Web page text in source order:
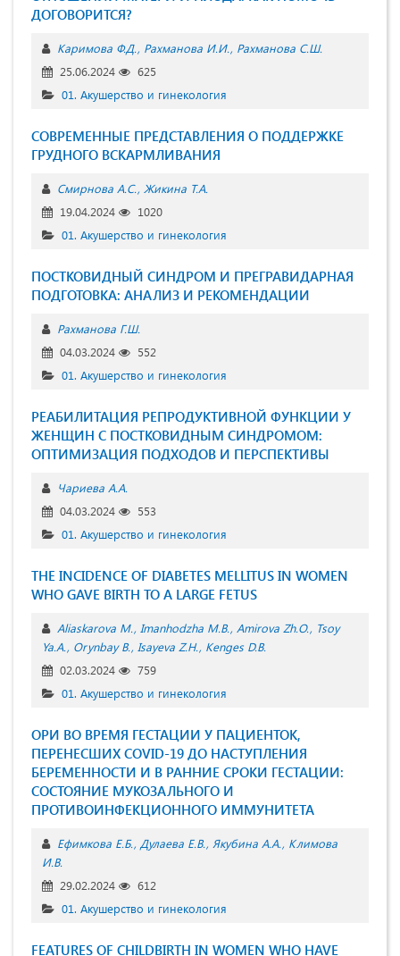
ДОГОВОРИТСЯ?
Каримова Ф.Д. Рахманова И.И. Рахманова С.Ш.
25.06.2024
625
01. Акушерство и гинекология
СОВРЕМЕННЫЕ ПРЕДСТАВЛЕНИЯ О ПОДДЕРЖКЕ
ГРУДНОГО ВСКАРМЛИВАНИЯ
Смирнова А.С. Жикина Т.А.
19.04.2024
1020
01. Акушерство и гинекология
ПОСТКОВИДНЫЙ СИНДРОМ И ПРЕГРАВИДАРНАЯ
ПОДГОТОВКА: АНАЛИЗ И РЕКОМЕНДАЦИИ
Рахманова Г.Ш.
04.03.2024
552
01. Акушерство и гинекология
РЕАБИЛИТАЦИЯ РЕПРОДУКТИВНОЙ ФУНКЦИИ У
ЖЕНЩИН С ПОСТКОВИДНЫМ СИНДРОМОМ:
ОПТИМИЗАЦИЯ ПОДХОДОВ И ПЕРСПЕКТИВЫ
Чариева А.А.
04.03.2024
553
01. Акушерство и гинекология
THE INCIDENCE OF DIABETES MELLITUS IN WOMEN
WHO GAVE BIRTH TO A LARGE FETUS
Aliaskarova M. Imanhodzha M.B. Amirova Zh.O.
Tsoy
Ya.A. Orynbay B. Isayeva Z.H. Kenges D.B.
02.03.2024
759
01. Акушерство и гинекология
ОРИ ВО ВРЕМЯ ГЕСТАЦИИ У ПАЦИЕНТОК,
ПЕРЕНЕСШИХ COVID-19 ДО НАСТУПЛЕНИЯ
БЕРЕМЕННОСТИ И В РАННИЕ СРОКИ ГЕСТАЦИИ:
СОСТОЯНИЕ МУКОЗАЛЬНОГО И
ПРОТИВОИНФЕКЦИОННОГО ИММУНИТЕТА
Ефимкова Е.Б. Дулаева Е.В. Якубина А.А. Климова
И.В.
29.02.2024
612
01. Акушерство и гинекология
FEATURES OF CHILDBIRTH IN WOMEN WHO HAVE